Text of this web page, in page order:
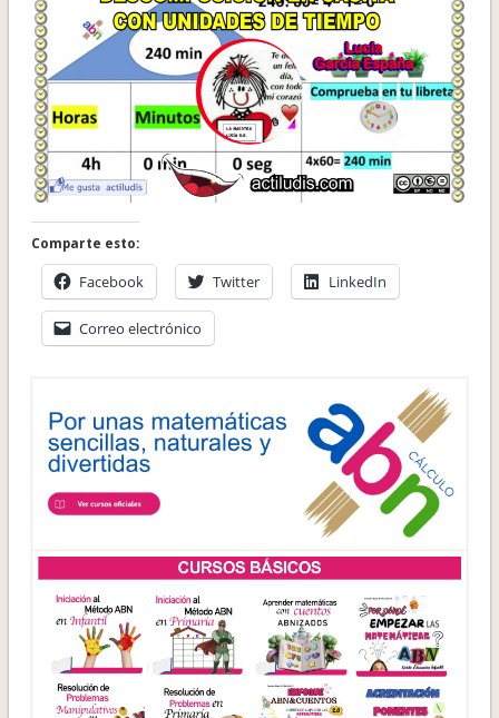
Comparte esto:
Facebook Twitter LinkedIn
Correo electrónico